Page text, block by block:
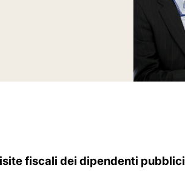
fiscali dei dipendenti pubblici